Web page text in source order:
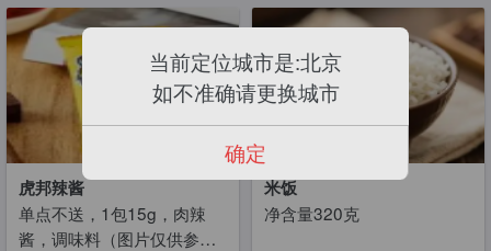
虎邦辣酱
单点不送，1包15g，肉辣
酱，调味料（图片仅供参
米饭
净含量320克
当前定位城市是:北京
如不准确请更换城市
确定